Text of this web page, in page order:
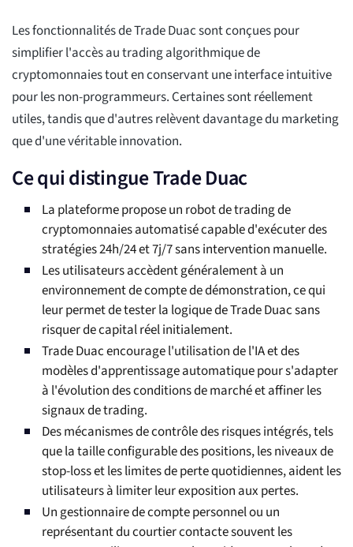
Les fonctionnalités de Trade Duac sont conçues pour
simplifier l'accès au trading algorithmique de
cryptomonnaies tout en conservant une interface intuitive
pour les non-programmeurs. Certaines sont réellement
utiles, tandis que d'autres relèvent davantage du marketing
que d'une véritable innovation.
Ce qui distingue Trade Duac
La plateforme propose un robot de trading de
cryptomonnaies automatisé capable d'exécuter des
stratégies 24h/24 et 7j/7 sans intervention manuelle.
Les utilisateurs accèdent généralement à un
environnement de compte de démonstration, ce qui
leur permet de tester la logique de Trade Duac sans
risquer de capital réel initialement.
Trade Duac encourage l'utilisation de l'IA et des
modèles d'apprentissage automatique pour s'adapter
à l'évolution des conditions de marché et affiner les
signaux de trading.
Des mécanismes de contrôle des risques intégrés, tels
que la taille configurable des positions, les niveaux de
stop-loss et les limites de perte quotidiennes, aident les
utilisateurs à limiter leur exposition aux pertes.
Un gestionnaire de compte personnel ou un
représentant du courtier contacte souvent les